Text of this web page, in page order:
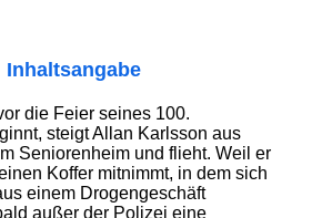
Inhaltsangabe
die Feier seines 100.
steigt Allan Karlsson aus
Seniorenheim und flieht. Weil er
Koffer mitnimmt, in dem sich
einem Drogengeschäft
außer der Polizei eine